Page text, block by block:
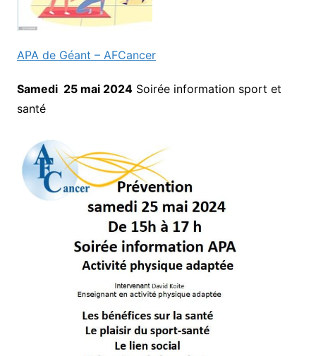
APA de Géant – AFCancer
Samedi 25 mai 2024Soirée information sport et
santé